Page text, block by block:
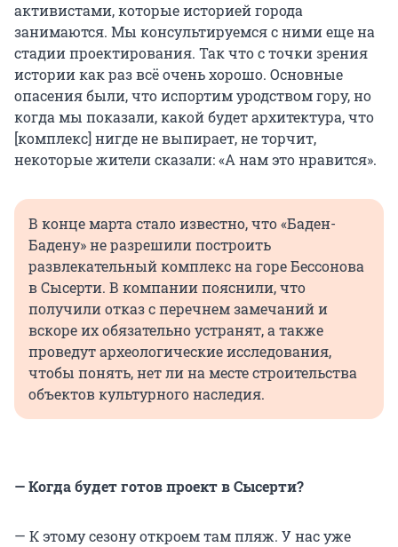
активистами, которые историей города
занимаются. Мы консультируемся с ними еще на
стадии проектирования. Так что с точки зрения
истории как раз всё очень хорошо. Основные
опасения были, что испортим уродством гору, но
когда мы показали, какой будет архитектура, что
[комплекс] нигде не выпирает, не торчит,
некоторые жители сказали: «А нам это нравится».
В конце марта стало известно, что «Баден-
Бадену» не разрешили построить
развлекательный комплекс на горе Бессонова
в Сысерти. В компании пояснили, что
получили отказ с перечнем замечаний и
вскоре их обязательно устранят, а также
проведут археологические исследования,
чтобы понять, нет ли на месте строительства
объектов культурного наследия.
— Когда будет готов проект в Сысерти?
— К этому сезону откроем там пляж. У нас уже